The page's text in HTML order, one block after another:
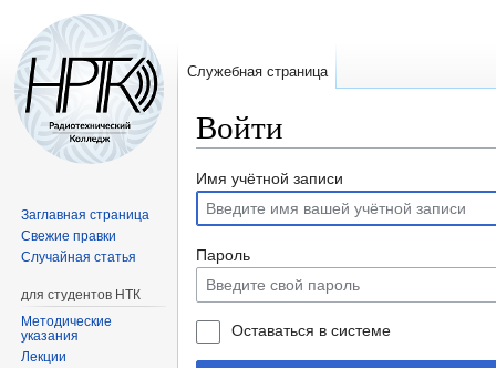
Войти
Перейти
навигации
Перейти
поиску
Имя учётной записи
Пароль
Оставаться в системе
Служебная страница
Заглавная страница
Свежие правки
Случайная статья
для студентов НТК
Методические
указания
Лекции